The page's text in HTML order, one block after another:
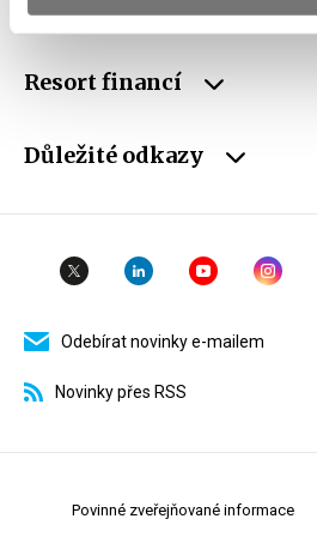
Weby ministerstva
Resort financí
Důležité odkazy
Odebírat novinky e-mailem
Novinky přes RSS
Povinné zveřejňované informace